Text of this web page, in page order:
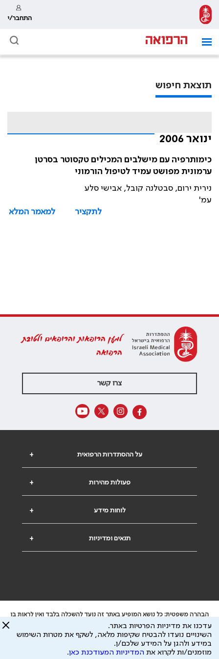
התחבר/י
תוצאת חיפוש
ינואר 2006
כימותרפיה עם מישלבים המכילים טקסוטר בסרטן
ערמונית מפושט עמיד לטיפול הורמוני
נירית ירום, סבטלנה קובל, אבישי סלע
עמ'
לתקציר
למאמר המלא
למען הרופאות והרופאים ולטובת
הרפואה
צרו קשר
+ על ההסתדרות הרפואית
+ פעולות מהירות
+ לוחות מידע
+ תנאים ומדיניות
הבהרה משפטית: כל נושא המופיע באתר זה נועד להשכלה בלבד ואין לראות בו
ייעוץ רפואי או משפטי. אין הר"י אחראית לתוכן המתפרסם באתר זה ולכל נזק
שעלול להיגרם.
ידוע לי שהר"י אוספת ושומרת מידע אישי לצורך מתן השרות וכי חלק ממנו עשוי
להיות מועבר לצדדים שלישיים, הכל בכפוף למדיניות הפרטיות
עדכנו את מדיניות הפרטיות באתר.
השינויים נועדו להבטיח שקיפות מלאה, לשקף את מטרות השימוש
במידע ולהגן על המידע שלכם/ן.
מוזמנים/ות לקרוא את המדיניות המעודכנת כאן.